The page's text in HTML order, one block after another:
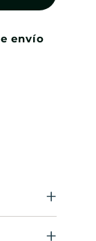
envío